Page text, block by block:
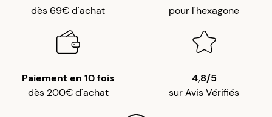
dès 69€ d'achat
pour l'hexagone
Paiement en 10 fois
dès 200€ d'achat
4,8/5
sur Avis Vérifiés